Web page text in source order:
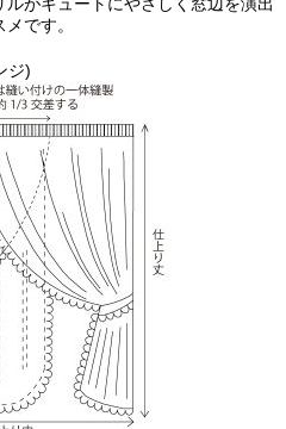
です。
ジ)